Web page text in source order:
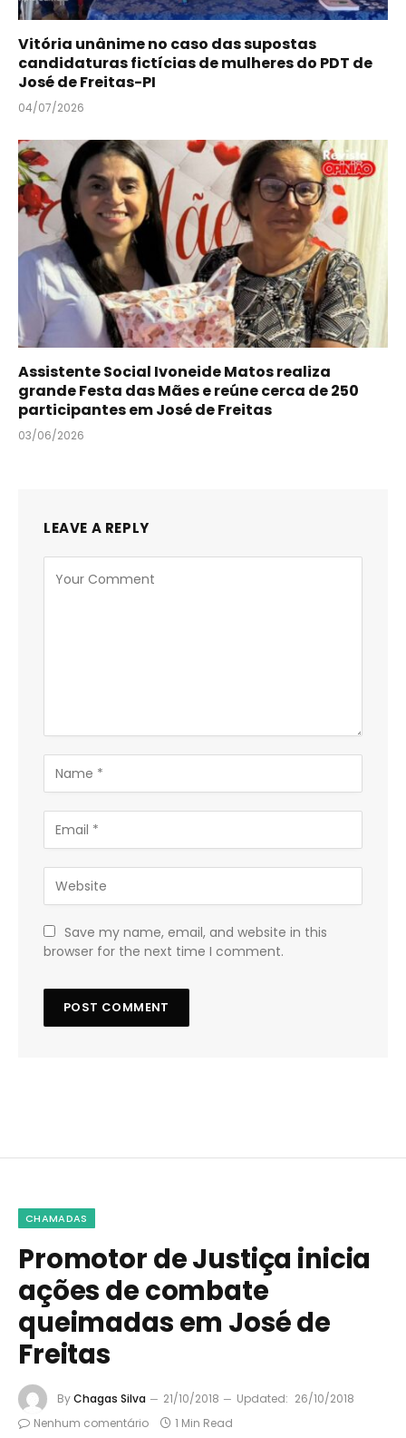
Vitória unânime no caso das supostas
candidaturas fictícias de mulheres do PDT de
José de Freitas-PI
04/07/2026
Assistente Social Ivoneide Matos realiza
grande Festa das Mães e reúne cerca de 250
participantes em José de Freitas
03/06/2026
LEAVE A REPLY
Save my name, email, and website in this
browser for the next time I comment.
CHAMADAS
Promotor de Justiça inicia
ações de combate
queimadas em José de
Freitas
ByChagas Silva 21/10/2018 Updated: 26/10/2018
Nenhum comentário
1 Min Read